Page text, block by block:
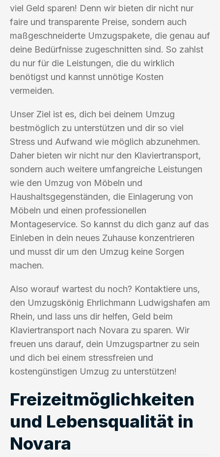
viel Geld sparen! Denn wir bieten dir nicht nur
faire und transparente Preise, sondern auch
maßgeschneiderte Umzugspakete, die genau auf
deine Bedürfnisse zugeschnitten sind. So zahlst
du nur für die Leistungen, die du wirklich
benötigst und kannst unnötige Kosten
vermeiden.
Unser Ziel ist es, dich bei deinem Umzug
bestmöglich zu unterstützen und dir so viel
Stress und Aufwand wie möglich abzunehmen.
Daher bieten wir nicht nur den Klaviertransport,
sondern auch weitere umfangreiche Leistungen
wie den Umzug von Möbeln und
Haushaltsgegenständen, die Einlagerung von
Möbeln und einen professionellen
Montageservice. So kannst du dich ganz auf das
Einleben in dein neues Zuhause konzentrieren
und musst dir um den Umzug keine Sorgen
machen.
Also worauf wartest du noch? Kontaktiere uns,
den Umzugskönig Ehrlichmann Ludwigshafen am
Rhein, und lass uns dir helfen, Geld beim
Klaviertransport nach Novara zu sparen. Wir
freuen uns darauf, dein Umzugspartner zu sein
und dich bei einem stressfreien und
kostengünstigen Umzug zu unterstützen!
Freizeitmöglichkeiten
und Lebensqualität in
Novara